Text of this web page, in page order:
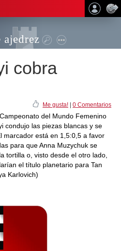
ajedrez
cobra
Me gusta! 0 Comentarios
del Mundo Femenino
condujo las piezas blancas y se
marcador está en 1,5:0,5 a favor
para que Anna Muzychuk se
tortilla o, visto desde el otro lado,
el título planetario para Tan
Karlovich)